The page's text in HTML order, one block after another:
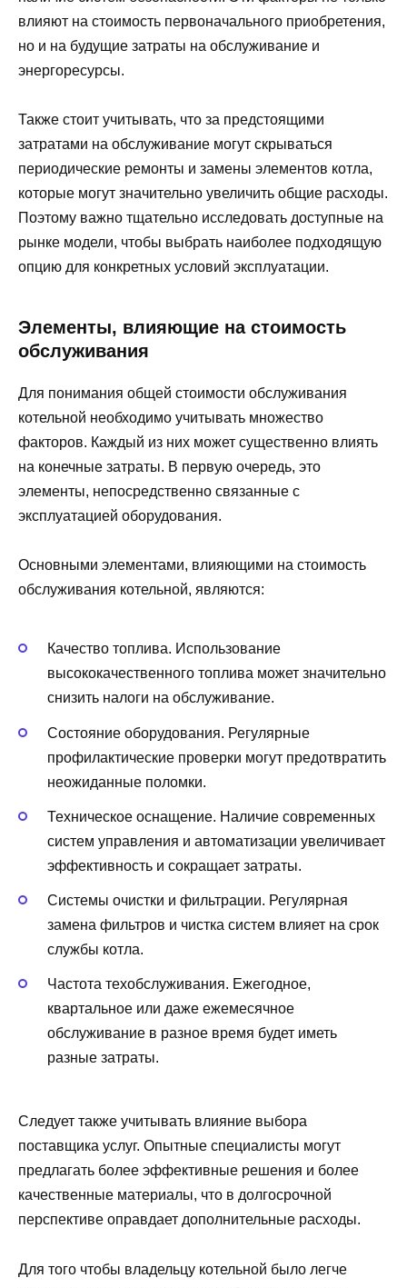
влияют на стоимость первоначального приобретения,
но и на будущие затраты на обслуживание и
энергоресурсы.
Также стоит учитывать, что за предстоящими
затратами на обслуживание могут скрываться
периодические ремонты и замены элементов котла,
которые могут значительно увеличить общие расходы.
Поэтому важно тщательно исследовать доступные на
рынке модели, чтобы выбрать наиболее подходящую
опцию для конкретных условий эксплуатации.
Элементы, влияющие на стоимость
обслуживания
Для понимания общей стоимости обслуживания
котельной необходимо учитывать множество
факторов. Каждый из них может существенно влиять
на конечные затраты. В первую очередь, это
элементы, непосредственно связанные с
эксплуатацией оборудования.
Основными элементами, влияющими на стоимость
обслуживания котельной, являются:
Качество топлива. Использование
высококачественного топлива может значительно
снизить налоги на обслуживание.
Состояние оборудования. Регулярные
профилактические проверки могут предотвратить
неожиданные поломки.
Техническое оснащение. Наличие современных
систем управления и автоматизации увеличивает
эффективность и сокращает затраты.
Системы очистки и фильтрации. Регулярная
замена фильтров и чистка систем влияет на срок
службы котла.
Частота техобслуживания. Ежегодное,
квартальное или даже ежемесячное
обслуживание в разное время будет иметь
разные затраты.
Следует также учитывать влияние выбора
поставщика услуг. Опытные специалисты могут
предлагать более эффективные решения и более
качественные материалы, что в долгосрочной
перспективе оправдает дополнительные расходы.
Для того чтобы владельцу котельной было легче